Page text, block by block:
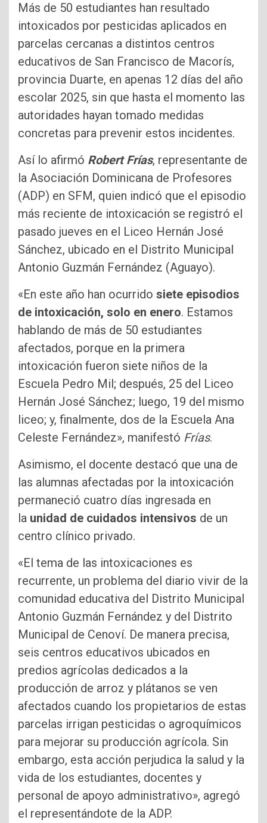
Más de 50 estudiantes han resultado
intoxicados por pesticidas aplicados en
parcelas cercanas a distintos centros
educativos de San Francisco de Macorís,
provincia Duarte, en apenas 12 días del año
escolar 2025, sin que hasta el momento las
autoridades hayan tomado medidas
concretas para prevenir estos incidentes.
Así lo afirmó Robert Frías, representante de
la Asociación Dominicana de Profesores
(ADP) en SFM, quien indicó que el episodio
más reciente de intoxicación se registró el
pasado jueves en el Liceo Hernán José
Sánchez, ubicado en el Distrito Municipal
Antonio Guzmán Fernández (Aguayo).
«En este año han ocurrido siete episodios
de intoxicación, solo en enero. Estamos
hablando de más de 50 estudiantes
afectados, porque en la primera
intoxicación fueron siete niños de la
Escuela Pedro Mil; después, 25 del Liceo
Hernán José Sánchez; luego, 19 del mismo
liceo; y, finalmente, dos de la Escuela Ana
Celeste Fernández», manifestó Frías.
Asimismo, el docente destacó que una de
las alumnas afectadas por la intoxicación
permaneció cuatro días ingresada en
la unidad de cuidados intensivos de un
centro clínico privado.
«El tema de las intoxicaciones es
recurrente, un problema del diario vivir de la
comunidad educativa del Distrito Municipal
Antonio Guzmán Fernández y del Distrito
Municipal de Cenoví. De manera precisa,
seis centros educativos ubicados en
predios agrícolas dedicados a la
producción de arroz y plátanos se ven
afectados cuando los propietarios de estas
parcelas irrigan pesticidas o agroquímicos
para mejorar su producción agrícola. Sin
embargo, esta acción perjudica la salud y la
vida de los estudiantes, docentes y
personal de apoyo administrativo», agregó
el representándote de la ADP.